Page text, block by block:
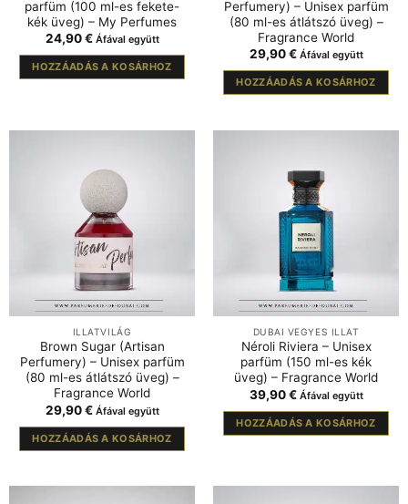
parfüm (100 ml-es fekete-
kék üveg) – My Perfumes
24,90€ Áfával együtt
HOZZÁADÁS A KOSÁRHOZ
Perfumery) – Unisex parfüm
(80 ml-es átlátszó üveg) –
Fragrance World
29,90€ Áfával együtt
HOZZÁADÁS A KOSÁRHOZ
ILLATVILÁG
Brown Sugar (Artisan
Perfumery) – Unisex parfüm
(80 ml-es átlátszó üveg) –
Fragrance World
29,90€ Áfával együtt
HOZZÁADÁS A KOSÁRHOZ
DUBAI VEGYES ILLAT
Néroli Riviera – Unisex
parfüm (150 ml-es kék
üveg) – Fragrance World
39,90€ Áfával együtt
HOZZÁADÁS A KOSÁRHOZ